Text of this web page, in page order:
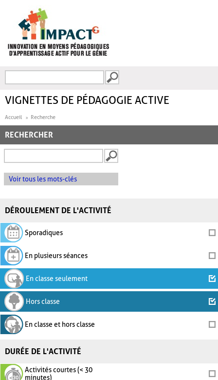
FORMULAIRE DE
VIGNETTES DE PÉDAGOGIE ACTIVE
Accueil Recherche
RECHERCHER
Voir tous les mots-clés
DÉROULEMENT DE L'ACTIVITÉ
Sporadiques
En plusieurs séances
En classe seulement
Hors classe
En classe et hors classe
DURÉE DE L'ACTIVITÉ
Activités courtes (< 30
minutes)